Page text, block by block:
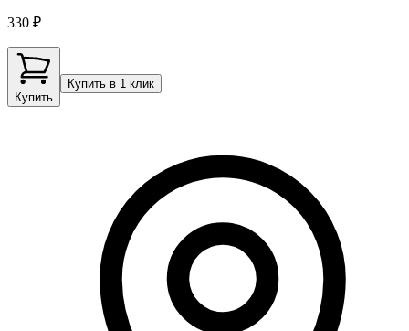
330 ₽
Купить
Купить в 1 клик